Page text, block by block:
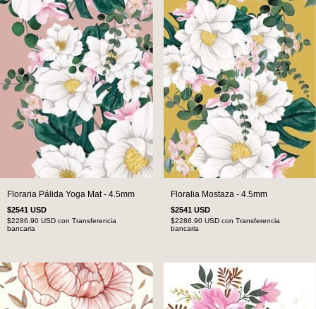
Floraria Pálida Yoga Mat - 4.5mm
$2541 USD
$2286.90 USD con Transferencia
bancaria
Floralia Mostaza - 4.5mm
$2541 USD
$2286.90 USD con Transferencia
bancaria